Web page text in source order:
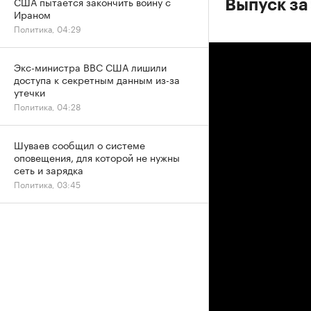
Выпуск
Ираном
Политика, 04:29
Экс-министра ВВС США лишили
доступа к секретным данным из-за
утечки
Политика, 04:28
Шуваев сообщил о системе
оповещения, для которой не нужны
сеть и зарядка
Политика, 03:45